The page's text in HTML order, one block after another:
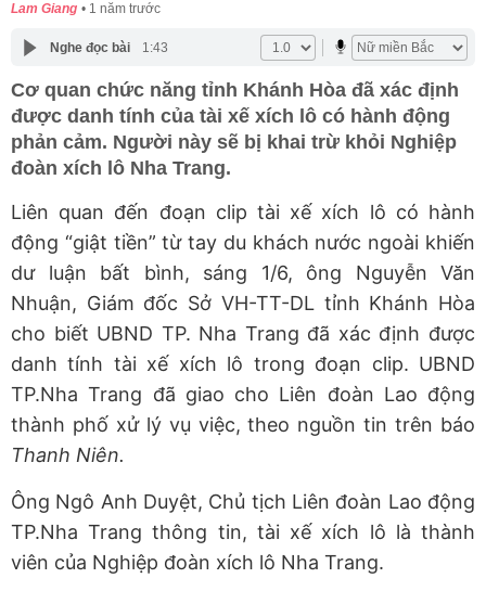
Lam Giang 1 năm trước
Nghe đọc bài 1:43
Cơ quan chức năng tỉnh Khánh Hòa đã xác định
được danh tính của tài xế xích lô có hành động
phản cảm. Người này sẽ bị khai trừ khỏi Nghiệp
đoàn xích lô Nha Trang.
Liên quan đến đoạn clip tài xế xích lô có hành
động “giật tiền” từ tay du khách nước ngoài khiến
dư luận bất bình, sáng 1/6, ông Nguyễn Văn
Nhuận, Giám đốc Sở VH-TT-DL tỉnh Khánh Hòa
cho biết UBND TP. Nha Trang đã xác định được
danh tính tài xế xích lô trong đoạn clip. UBND
TP.Nha Trang đã giao cho Liên đoàn Lao động
thành phố xử lý vụ việc, theo nguồn tin trên báo
Thanh Niên.
Ông Ngô Anh Duyệt, Chủ tịch Liên đoàn Lao động
TP.Nha Trang thông tin, tài xế xích lô là thành
viên của Nghiệp đoàn xích lô Nha Trang.